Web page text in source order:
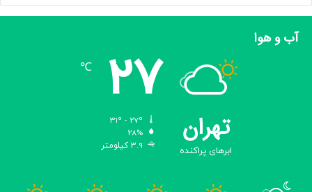
آب و هوا
تهران
ابرهای پراکنده
27
℃
28%
3.9 کیلومتر